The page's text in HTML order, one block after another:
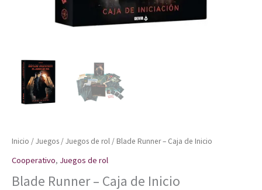
Inicio /Juegos /Juegos de rol / Blade Runner – Caja de Inicio
Cooperativo, Juegos de rol
Blade Runner – Caja de Inicio